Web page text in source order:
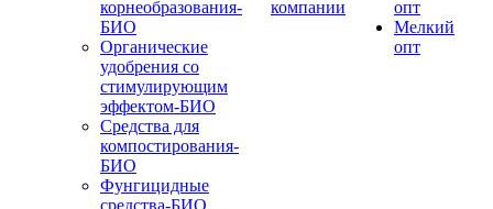
корнеобразования-
БИО
Органические
удобрения со
стимулирующим
эффектом-БИО
Средства для
компостирования-
БИО
Фунгицидные
средства-БИО
компании
опт
Мелкий
опт